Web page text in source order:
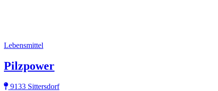
Lebensmittel
Pilzpower
9133 Sittersdorf